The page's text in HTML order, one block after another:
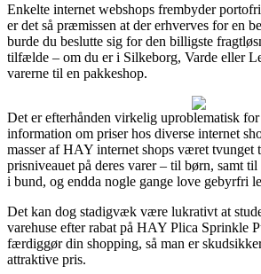
Enkelte internet webshops frembyder
er det så præmissen at der erhverves for en
burde du beslutte sig for den billigste
tilfælde – om du er i Silkeborg, Varde eller
varerne til en pakkeshop.
Det er efterhånden virkelig uproblematisk
information om priser hos diverse internet
masser af HAY internet shops været tvunget
prisniveauet på deres varer – til børn, samt
i bund, og endda nogle gange love gebyrfri
Det kan dog stadigvæk være lukrativt at
varehuse efter rabat på HAY Plica Sprinkle
færdiggør din shopping, så man er
attraktive pris.